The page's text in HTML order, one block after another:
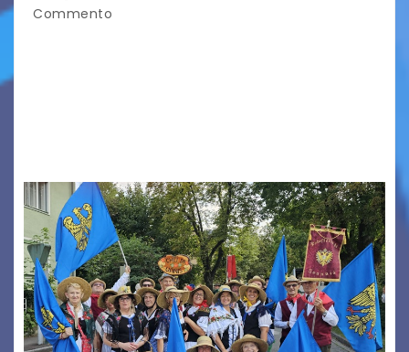
Commento